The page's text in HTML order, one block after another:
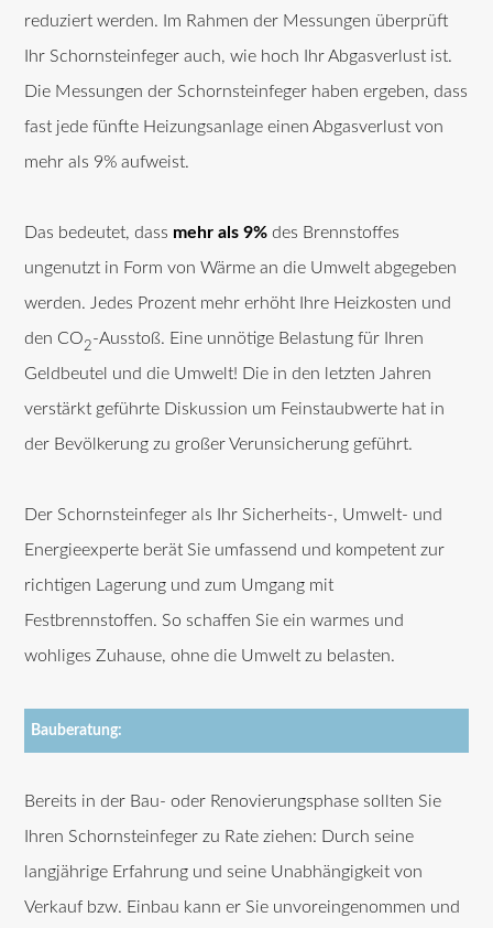
reduziert werden. Im Rahmen der Messungen überprüft
Ihr Schornsteinfeger auch, wie hoch Ihr Abgasverlust ist.
Die Messungen der Schornsteinfeger haben ergeben, dass
fast jede fünfte Heizungsanlage einen Abgasverlust von
mehr als 9% aufweist.
Das bedeutet, dass mehr als 9% des Brennstoffes
ungenutzt in Form von Wärme an die Umwelt abgegeben
werden. Jedes Prozent mehr erhöht Ihre Heizkosten und
den CO2-Ausstoß. Eine unnötige Belastung für Ihren
Geldbeutel und die Umwelt! Die in den letzten Jahren
verstärkt geführte Diskussion um Feinstaubwerte hat in
der Bevölkerung zu großer Verunsicherung geführt.
Der Schornsteinfeger als Ihr Sicherheits-, Umwelt- und
Energieexperte berät Sie umfassend und kompetent zur
richtigen Lagerung und zum Umgang mit
Festbrennstoffen. So schaffen Sie ein warmes und
wohliges Zuhause, ohne die Umwelt zu belasten.
Bauberatung:
Bereits in der Bau- oder Renovierungsphase sollten Sie
Ihren Schornsteinfeger zu Rate ziehen: Durch seine
langjährige Erfahrung und seine Unabhängigkeit von
Verkauf bzw. Einbau kann er Sie unvoreingenommen und